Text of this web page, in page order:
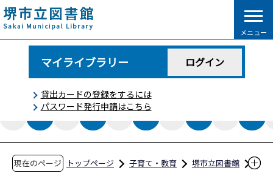
こ
の
ペ
で
メニュー
マイライブラリー ログイン
貸出カードの登録をするには
パスワード発行申請はこちら
現在のページ トップページ 子育て・教育
堺市立図書館